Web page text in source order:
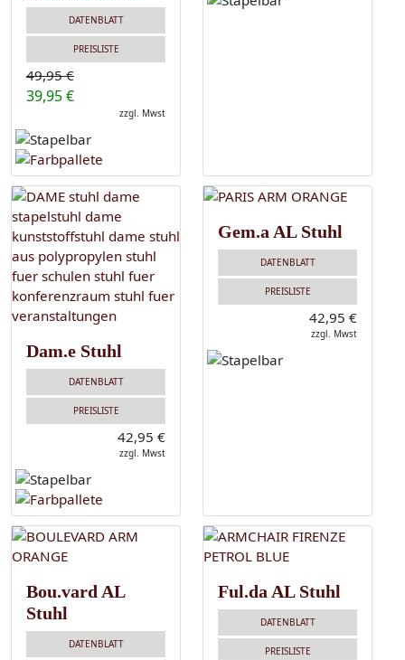
DATENBLATT
PREISLISTE
49,95 €
39,95 €
zzgl. Mwst
Dam.e Stuhl
DATENBLATT
PREISLISTE
42,95 €
zzgl. Mwst
Gem.a AL Stuhl
DATENBLATT
PREISLISTE
42,95 €
zzgl. Mwst
Bou.vard AL
Stuhl
DATENBLATT
Ful.da AL Stuhl
DATENBLATT
PREISLISTE